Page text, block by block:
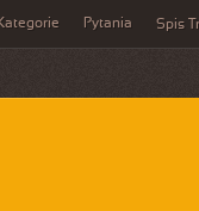
Kategorie Pytania Spis